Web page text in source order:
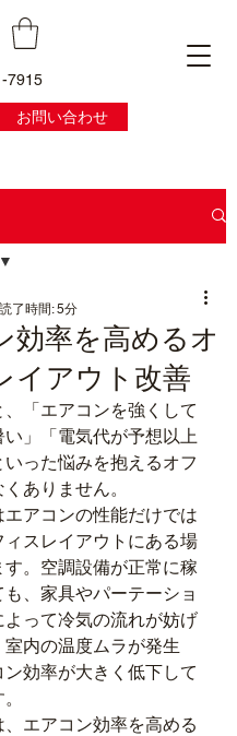
7915
お問い合わせ
効率を高めるオ
イアウト改善
読了時間: 5分
「エアコンを強くして
」「電気代が予想以上
いった悩みを抱えるオフ
ありません。
エアコンの性能だけでは
ィスレイアウトにある場
。空調設備が正常に稼
、家具やパーテーショ
よって冷気の流れが妨げ
室内の温度ムラが発生
ン効率が大きく低下して
エアコン効率を高める